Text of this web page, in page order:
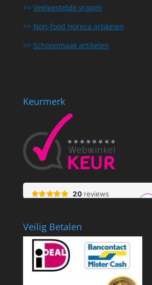
>> Veelgestelde vragen
>> Non-food Horeca artikelen
>> Schoonmaak artikelen
Keurmerk
Veilig Betalen